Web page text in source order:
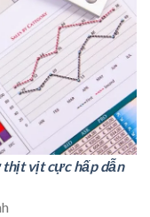
thịt vịt cực hấp dẫn